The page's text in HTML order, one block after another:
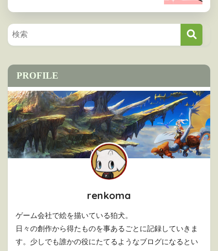
PROFILE
renkoma
ゲーム会社で絵を描いている狛犬。
日々の創作から得たものを事あるごとに記録していきま
す。少しでも誰かの役にたてるようなブログになるとい